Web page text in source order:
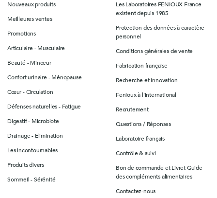
Nouveaux produits
Meilleures ventes
Promotions
Articulaire - Musculaire
Beauté - Minceur
Confort urinaire - Ménopause
Cœur - Circulation
Défenses naturelles - Fatigue
Digestif - Microbiote
Drainage - Elimination
Les incontournables
Produits divers
Sommeil - Sérénité
Les Laboratoires FENIOUX France
existent depuis 1985
Protection des données à caractère
personnel
Conditions générales de vente
Fabrication française
Recherche et innovation
Fenioux à l'international
Recrutement
Questions / Réponses
Laboratoire français
Contrôle & suivi
Bon de commande et Livret Guide
des compléments alimentaires
Contactez-nous